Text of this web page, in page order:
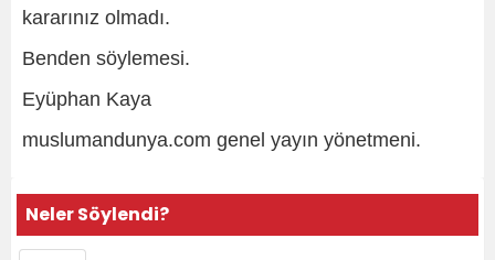
kararınız olmadı.
Benden söylemesi.
Eyüphan Kaya
muslumandunya.com genel yayın yönetmeni.
Neler Söylendi?